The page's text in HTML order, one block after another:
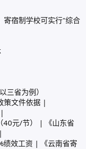
寄宿制学校可实行"综合
省为例）
策文件依据 |
40元/节） | 《山东省
效工资 | 《云南省寄